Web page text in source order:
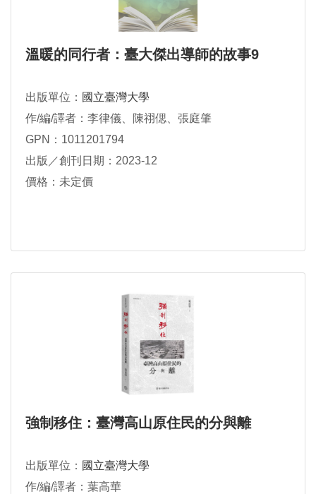
溫暖的同行者：臺大傑出導師的故事9
出版單位： 國立臺灣大學
作/編/譯者：李律儀、陳祤偲、張庭肇
GPN：1011201794
出版／創刊日期：2023-12
價格：未定價
強制移住：臺灣高山原住民的分與離
出版單位： 國立臺灣大學
作/編/譯者：葉高華